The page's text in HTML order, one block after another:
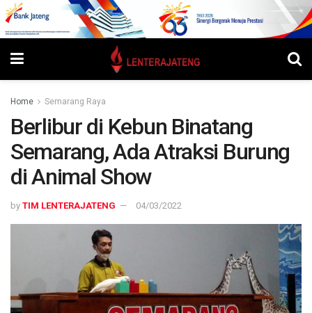
Home Semarang Raya
Berlibur di Kebun Binatang
Semarang, Ada Atraksi Burung
di Animal Show
by TIM LENTERAJATENG 04/03/2022